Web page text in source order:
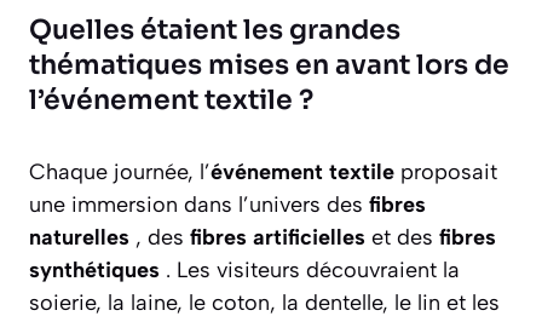
Quelles étaient les grandes
thématiques mises en avant lors de
l’événement textile ?
Chaque journée, l’événement textile proposait
une immersion dans l’univers des fibres
naturelles , des fibres artificielles et des fibres
synthétiques . Les visiteurs découvraient la
soierie, la laine, le coton, la dentelle, le lin et les